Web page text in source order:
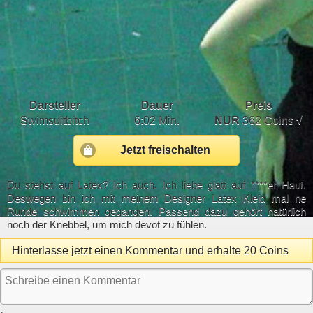
Darsteller Dauer
Preis
Swimsuitbitch
6:02 Min. NUR 362 Coins √
Jetzt freischalten
Du stehst auf Latex? Ich auch. Ich liebe glatt auf ****er Haut.
Deswegen bin ich mit meinem Designer Latex Kleid mal ne
Runde schwimmen gegangen. Passend dazu gehört natürlich
noch der Knebbel, um mich devot zu fühlen.
Hinterlasse jetzt einen Kommentar und erhalte 20 Coins